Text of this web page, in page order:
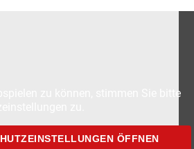
zu können, stimmen Sie bitte
zu.
ÖFFNEN